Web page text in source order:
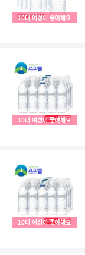
10대 여성이 좋아해요
10대 여성이 좋아해요
10대 여성이 좋아해요